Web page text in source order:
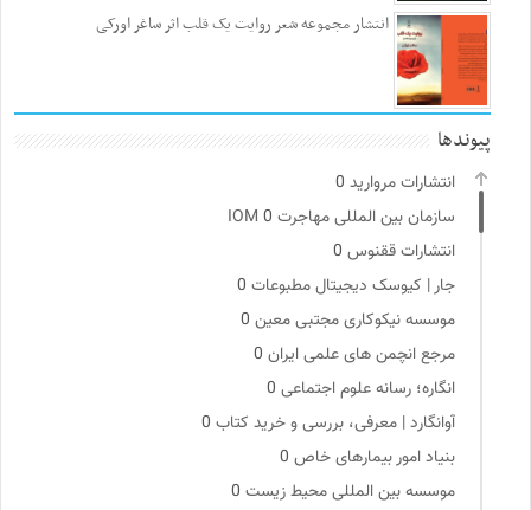
انتشار مجموعه شعر روایت یک قلب اثر ساغر اورکی
پیوندها
انتشارات مروارید
سازمان بین المللی مهاجرت IOM 0
انتشارات ققنوس
جار | کیوسک دیجیتال مطبوعات
موسسه نیکوکاری مجتبی معین
مرجع انچمن های علمی ایران
انگاره؛ رسانه علوم اجتماعی
آوانگارد | معرفی، بررسی و خرید کتاب
بنیاد امور بیمارهای خاص
موسسه بین المللی محیط زیست